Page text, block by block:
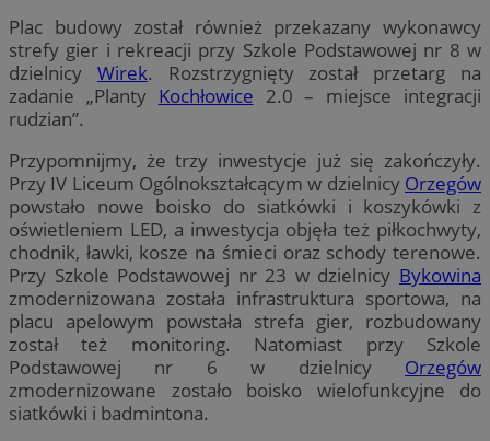
Plac budowy został również przekazany wykonawcy
strefy gier i rekreacji przy Szkole Podstawowej nr 8 w
dzielnicy Wirek. Rozstrzygnięty został przetarg na
zadanie „Planty Kochłowice 2.0 – miejsce integracji
rudzian”.
Przypomnijmy, że trzy inwestycje już się zakończyły.
Przy IV Liceum Ogólnokształcącym w dzielnicy Orzegów
powstało nowe boisko do siatkówki i koszykówki z
oświetleniem LED, a inwestycja objęła też piłkochwyty,
chodnik, ławki, kosze na śmieci oraz schody terenowe.
Przy Szkole Podstawowej nr 23 w dzielnicy Bykowina
zmodernizowana została infrastruktura sportowa, na
placu apelowym powstała strefa gier, rozbudowany
został też monitoring. Natomiast przy Szkole
Podstawowej nr 6 w dzielnicy Orzegów
zmodernizowane zostało boisko wielofunkcyjne do
siatkówki i badmintona.